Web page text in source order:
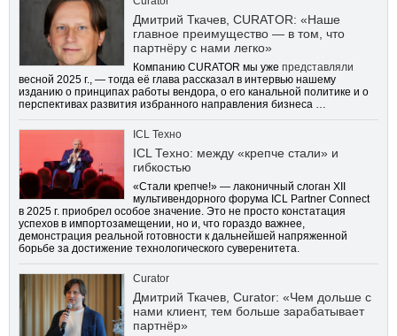
Дмитрий Ткачев, CURATOR: «Наше
главное преимущество — в том, что
партнёру с нами легко»
Компанию CURATOR мы уже представляли
весной 2025 г., — тогда её глава рассказал в интервью нашему
изданию о принципах работы вендора, о его канальной политике и о
перспективах развития избранного направления бизнеса …
ICL Техно
ICL Техно: между «крепче стали» и
гибкостью
«Стали крепче!» — лаконичный слоган XII
мультивендорного форума ICL Partner Connect
в 2025 г. приобрел особое значение. Это не просто констатация
успехов в импортозамещении, но и, что гораздо важнее,
демонстрация реальной готовности к дальнейшей напряженной
борьбе за достижение технологического суверенитета.
Curator
Дмитрий Ткачев, Curator: «Чем дольше с
нами клиент, тем больше зарабатывает
партнёр»